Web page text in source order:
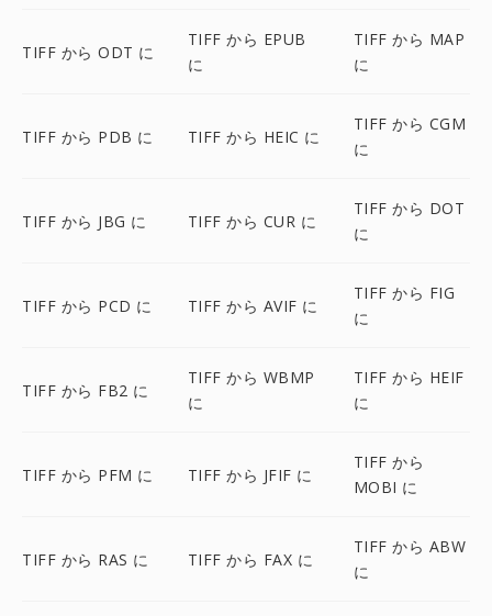
TIFF から ODT に
TIFF から EPUB
に
TIFF から MAP
に
TIFF から PDB に TIFF から HEIC に
TIFF から CGM
に
TIFF から JBG に TIFF から CUR に
TIFF から DOT
に
TIFF から PCD に TIFF から AVIF に
TIFF から FIG
に
TIFF から FB2 に
TIFF から WBMP
に
TIFF から HEIF
に
TIFF から PFM に TIFF から JFIF に
TIFF から
MOBI に
TIFF から RAS に TIFF から FAX に
TIFF から ABW
に